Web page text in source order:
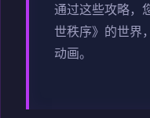
通过这些攻略，
世秩序》的世界
动画。